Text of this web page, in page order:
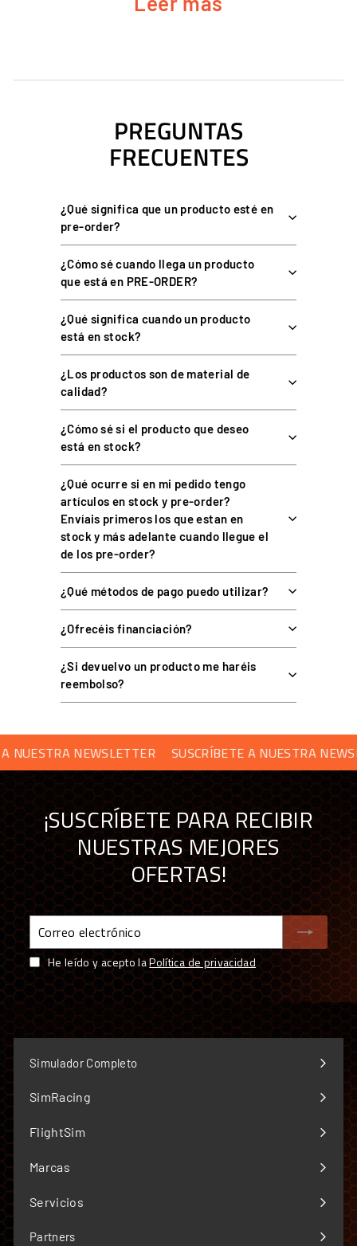
CARACTERÍSTICAS PRINCIPALES DEL
La pantalla se mueve con la plataformapara máxima
Requiere cajas SFUy barras verticales anchas más
ESPECIFICACIONES DEL SOPORTE DE
MONITOR DOF REALITY
ESPECIFICACIÓN
DOF REALITY SOPORTE DE
Soporte de monitor integrado
Estándar
Carga máxima 15 kg (33 lb)
Nº de monitores
Requisitos
Cajas SFU + barras verticales
anchas
Garantía 1 año completo
COMPATIBILIDAD
movimiento DOF Reality
con cajas SFU y barras verticales
anchas.
Monitores: un monitor con anclaje VESA de hasta 15 kg (33
PREGUNTAS FRECUENTES SOBRE EL
¿Qué monitores admite el soporte?
¿Qué necesito antes de instalarlo?
¿La pantalla se mueve con la plataforma?
COMPRAR TUS ACCESORIOS DOF REALITY EN
SIMUFY ES COMPRAR CON GARANTÍAS
Distribuidor oficial premium de sim racing en
de garantía de Europa
Europa
Envío desde almacén propio de 5.000 m² y
Soporte técnico especializado y garantía oficial en
PREGUNTAS
FRECUENTES
¿Qué significa que un producto esté en
pre-order?
¿Cómo sé cuando llega un producto
que está en PRE-ORDER?
¿Qué significa cuando un producto
está en stock?
¿Los productos son de material de
calidad?
¿Cómo sé si el producto que deseo
está en stock?
¿Qué ocurre si en mi pedido tengo
artículos en stock y pre-order?
Envíais primeros los que estan en
stock y más adelante cuando llegue el
de los pre-order?
¿Qué métodos de pago puedo utilizar?
¿Ofrecéis financiación?
¿Si devuelvo un producto me haréis
reembolso?
NEWSLETTER SUSCRÍBETE A NUESTRA
¡SUSCRÍBETE PARA RECIBIR
NUESTRAS MEJORES
OFERTAS!
Correo
electrónico
He leído y acepto laPolítica de privacidad
Simulador Completo
SimRacing
Expandir
menú
FlightSim
Expandir
menú
Marcas
Expandir
menú
Servicios
Expandir
menú
Partners